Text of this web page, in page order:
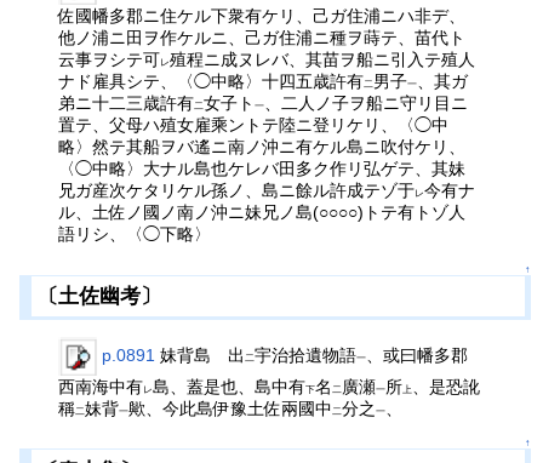
佐國幡多郡ニ住ケル下衆有ケリ、己ガ住浦ニハ非デ、
他ノ浦ニ田ヲ作ケルニ、己ガ住浦ニ種ヲ蒔テ、苗代ト
云事ヲシテ可レ殖程ニ成ヌレバ、其苗ヲ船ニ引入テ殖人
ナド雇具シテ、〈◯中略〉十四五歳許有二男子一、其ガ
弟ニ十二三歳許有二女子ト一、二人ノ子ヲ船ニ守リ目ニ
置テ、父母ハ殖女雇乘ントテ陸ニ登リケリ、〈◯中
略〉然テ其船ヲバ遙ニ南ノ沖ニ有ケル島ニ吹付ケリ、
〈◯中略〉大ナル島也ケレバ田多ク作リ弘ゲテ、其妹
兄ガ産次ケタリケル孫ノ、島ニ餘ル許成テゾ于レ今有ナ
ル、土佐ノ國ノ南ノ沖ニ妹兄ノ島(○○○○)トテ有トゾ人
語リシ、〈◯下略〉
↑
〔土佐幽考〕
p.0891 妹背島 出 二宇治拾遺物語一
、或曰幡多郡
西南海中有レ島、蓋是也、島中有下名 二 廣瀬一所上
、是恐訛
稱二妹背一歟、今此島伊豫土佐兩國中二分之一
↑